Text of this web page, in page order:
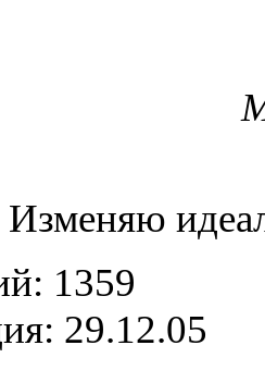
Изменяю
1359
29.12.05